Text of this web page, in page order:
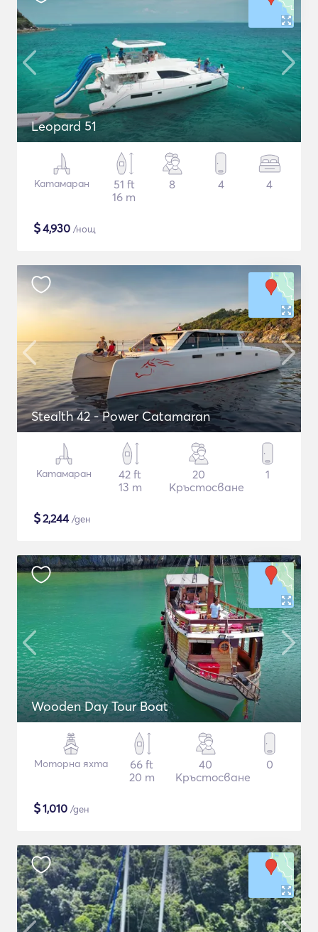
Leopard 51
Катамаран
51 ft
16 m
8 4 4
$4,930 /нощ
Stealth 42 - Power Catamaran
Катамаран
42 ft
13 m
20
Кръстосване
1
$2,244/ден
Wooden Day Tour Boat
Моторна яхта
66 ft
20 m
40
Кръстосване
0
$1,010 /ден